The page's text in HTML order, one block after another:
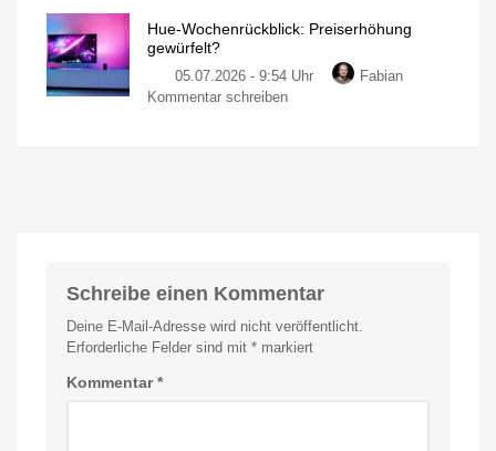
Mein
Willkommen
Sommerloch
startet
Hue-Wochenrückblick: Preiserhöhung
gewürfelt?
05.07.2026 - 9:54 Uhr
Fabian
Kommentar schreibenzu
Schreibe einen Kommentar
Deine E-Mail-Adresse wird nicht veröffentlicht.
Erforderliche Felder sind mit * markiert
Kommentar*